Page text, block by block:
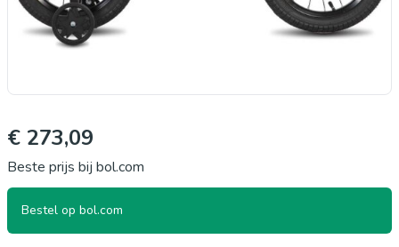
€ 273,09
Beste prijs bij bol.com
Bestel op bol.com